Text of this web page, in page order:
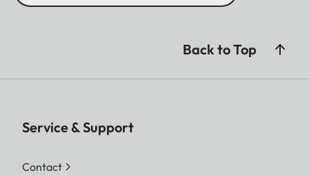
Back to Top
Service & Support
Contact